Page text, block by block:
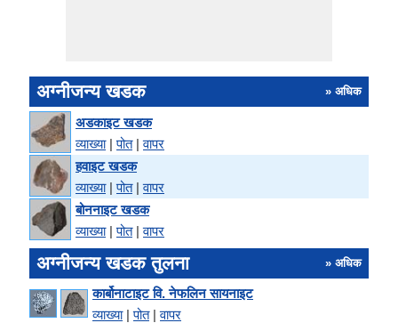
अग्नीजन्य खडक » अधिक
अडकाइट खडक
व्याख्या|पोत|वापर
हवाइट खडक
व्याख्या|पोत|वापर
बोननाइट खडक
व्याख्या|पोत|वापर
अग्नीजन्य खडक तुलना » अधिक
कार्बोनाटाइट वि. नेफलिन सायनाइट
व्याख्या|पोत|वापर